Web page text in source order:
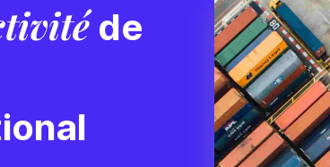
de